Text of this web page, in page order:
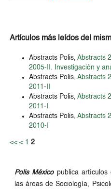
Artículos más leídos del
Abstracts Polis, Abstracts
2005-II. Investigación y
Abstracts Polis, Abstracts
2011-II
Abstracts Polis, Abstracts
2011-I
Abstracts Polis, Abstracts
2010-I
<< < 1 2
Polis Méxicopublica artículos
las áreas de Sociología,